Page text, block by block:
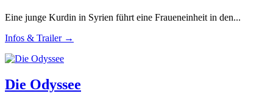
Eine junge Kurdin in Syrien führt eine Fraueneinheit in den...
Infos & Trailer →
Die Odyssee